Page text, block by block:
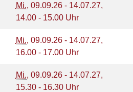
Mi., 09.09.26 - 14.07.27,
14.00 - 15.00 Uhr
Mi., 09.09.26 - 14.07.27,
16.00 - 17.00 Uhr
Mi., 09.09.26 - 14.07.27,
15.30 - 16.30 Uhr